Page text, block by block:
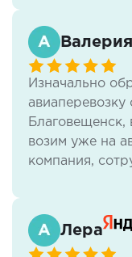
направлениям
разным
заканчивая
различным
жидкость).
продукции все
на 100%, и ни
Отдельная
Изначально
возим уже на
компания,
Лера